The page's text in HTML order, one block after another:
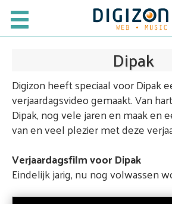
Dipak
Digizon heeft speciaal voor Dipak
verjaardagsvideo gemaakt. Van
Dipak, nog vele jaren en maak en
van en veel plezier met deze
Verjaardagsfilm voor Dipak
Eindelijk jarig, nu nog volwassen